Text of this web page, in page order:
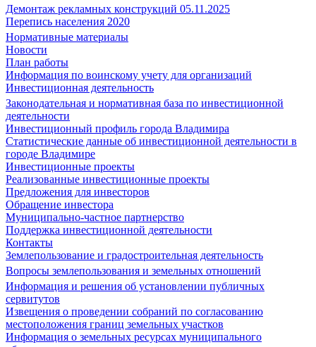
Демонтаж рекламных конструкций 05.11.2025
Перепись населения 2020
Нормативные материалы
Новости
План работы
Информация по воинскому учету для организаций
Инвестиционная деятельность
Законодательная и нормативная база по инвестиционной
деятельности
Инвестиционный профиль города Владимира
Статистические данные об инвестиционной деятельности в
городе Владимире
Инвестиционные проекты
Реализованные инвестиционные проекты
Предложения для инвесторов
Обращение инвестора
Муниципально-частное партнерство
Поддержка инвестиционной деятельности
Контакты
Землепользование и градостроительная деятельность
Вопросы землепользования и земельных отношений
Информация и решения об установлении публичных
сервитутов
Извещения о проведении собраний по согласованию
местоположения границ земельных участков
Информация о земельных ресурсах муниципального